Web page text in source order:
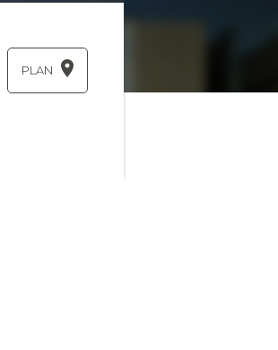
PLAN